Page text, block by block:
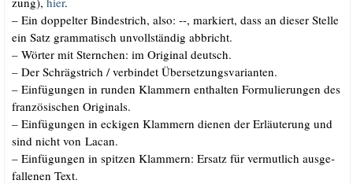
– Ein dop­pel­ter Bin­de­strich, also: --, mar­kiert, dass an die­ser Stel­le
ein Satz gram­ma­tisch unvoll­stän­dig abbricht.
– Wör­ter mit Stern­chen: im Ori­gi­nal deutsch.
– Der Schräg­strich /​ ver­bin­det Übersetzungsvarianten.
– Ein­fü­gun­gen in run­den Klam­mern ent­hal­ten For­mu­lie­run­gen des
fran­zö­si­schen Originals.
– Ein­fü­gun­gen in ecki­gen Klam­mern die­nen der Erläu­te­rung und
sind nicht von Lacan.
– Ein­fü­gun­gen in spit­zen Klam­mern: Ersatz für ver­mut­lich aus­ge­
fal­le­nen Text.